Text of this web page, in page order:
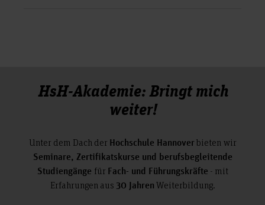
HsH-Akademie: Bringt mich
weiter!
Unter dem Dach der Hochschule Hannover bieten wir
Seminare, Zertifikatskurse und berufsbegleitende
Studiengänge für Fach- und Führungskräfte - mit
Erfahrungen aus 30 Jahren Weiterbildung.